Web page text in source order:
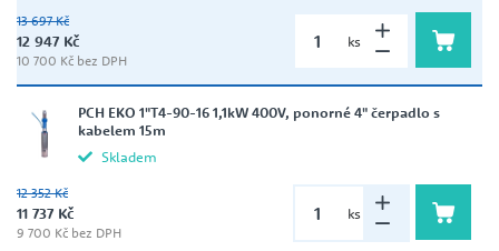
13 697 Kč
12 947 Kč
10 700 Kč bez DPH
ks
PCH EKO 1"T4-90-16 1,1kW 400V, ponorné 4" čerpadlo s
kabelem 15m
Skladem
12 352 Kč
11 737 Kč
9 700 Kč bez DPH
ks